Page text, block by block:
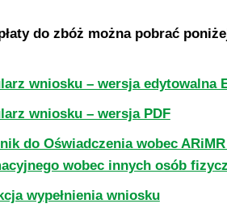
do zbóż można pobrać
wniosku – wersja edytowalna
wniosku – wersja PDF
do Oświadczenia wobec
wobec innych osób
wypełnienia wniosku